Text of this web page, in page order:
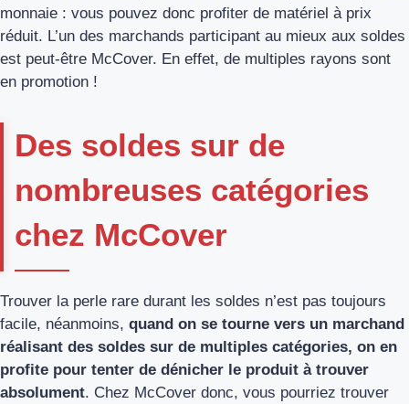
monnaie : vous pouvez donc profiter de matériel à prix
réduit. L’un des marchands participant au mieux aux soldes
est peut-être McCover. En effet, de multiples rayons sont
en promotion !
Des soldes sur de
nombreuses catégories
chez McCover
Trouver la perle rare durant les soldes n’est pas toujours
facile, néanmoins, quand on se tourne vers un marchand
réalisant des soldes sur de multiples catégories, on en
profite pour tenter de dénicher le produit à trouver
absolument. Chez McCover donc, vous pourriez trouver